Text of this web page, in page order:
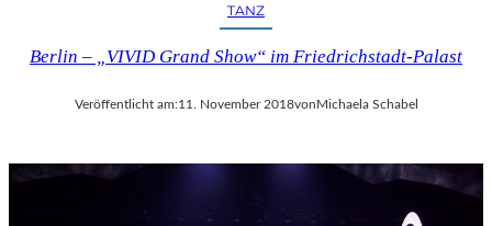
E
B
E
TANZ
Berlin – „VIVID Grand Show“ im Friedrichstadt-Palast
Veröffentlicht am:11. November 2018vonMichaela Schabel